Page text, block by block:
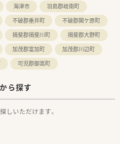
海津市
羽島郡岐南町
不破郡垂井町
不破郡関ケ原町
揖斐郡揖斐川町
揖斐郡大野町
加茂郡富加町
加茂郡川辺町
可児郡御嵩町
ら探す
しいただけます。